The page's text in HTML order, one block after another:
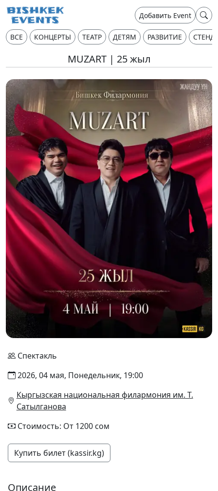
Добавить Event
ВСЕ КОНЦЕРТЫ ТЕАТР ДЕТЯМ РАЗВИТИЕ
MUZART | 25 жыл
Спектакль
2026, 04 мая, Понедельник, 19:00
Кыргызская национальная филармония им. Т.
Сатылганова
Стоимость: От 1200 сом
Купить билет (kassir.kg)
Описание